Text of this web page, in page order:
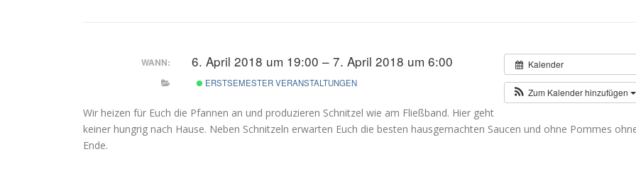
Kalender
Zum Kalender hinzufügen
WANN: 6. April 2018 um 19:00 – 7. April 2018 um 6:00
ERSTSEMESTER VERANSTALTUNGEN
Wir heizen für Euch die Pfannen an und produzieren Schnitzel wie am Fließband. Hier geht
keiner hungrig nach Hause. Neben Schnitzeln erwarten Euch die besten hausgemachten Saucen und ohne Pommes
Ende.